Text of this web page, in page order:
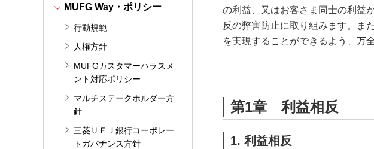
MUFG Way・ポリシー
行動規範
人権方針
MUFGカスタマーハラスメ
ント対応ポリシー
マルチステークホルダー方
針
三菱ＵＦＪ銀行コーポレー
トガバナンス方針
の利益、又はお客さま同士の利益
反の弊害防止に取り組みます。ま
を実現することができるよう、万
第1章 利益相反
1. 利益相反